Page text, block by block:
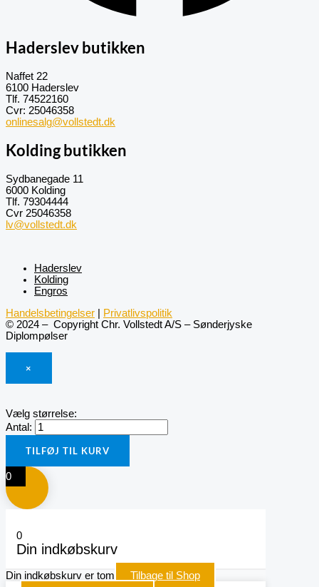
Haderslev butikken
Naffet 22
6100 Haderslev
Tlf. 74522160
Cvr: 25046358
onlinesalg@vollstedt.dk
Kolding butikken
Sydbanegade 11
6000 Kolding
Tlf. 79304444
Cvr 25046358
lv@vollstedt.dk
Haderslev
Kolding
Engros
Handelsbetingelser
Privatlivspolitik
© 2024 – Copyright Chr. Vollstedt A/S – Sønderjyske
Diplompølser
×
Vælg størrelse:
Antal:
TILFØJ TIL KURV
0
0
Din indkøbskurv
Din indkøbskurv er tom Tilbage til Shop